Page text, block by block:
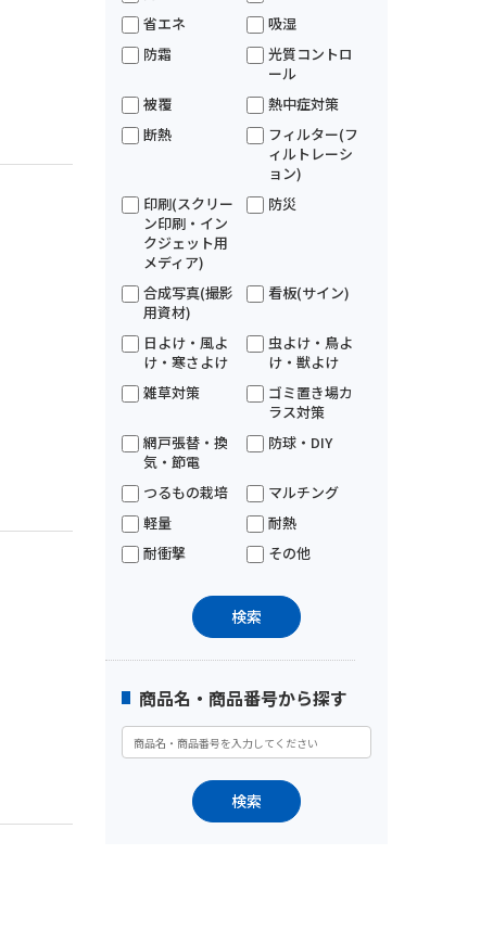
省エネ
吸湿
防霜
光質コントロ
ール
被覆
熱中症対策
断熱
フィルター(フ
ィルトレーシ
ョン)
印刷(スクリー
ン印刷・イン
クジェット用
メディア)
防災
合成写真(撮影
用資材)
看板(サイン)
日よけ・風よ
け・寒さよけ
虫よけ・鳥よ
け・獣よけ
雑草対策
ゴミ置き場カ
ラス対策
網戸張替・換
気・節電
防球・DIY
つるもの栽培
マルチング
軽量
耐熱
耐衝撃
その他
商品名・商品番号から探す